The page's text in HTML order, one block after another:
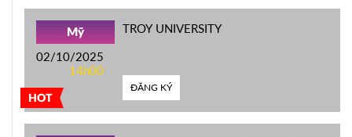
HOT
Mỹ
02/10/2025
14h00
TROY UNIVERSITY
ĐĂNG KÝ